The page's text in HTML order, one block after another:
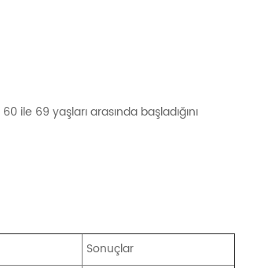
ile 69 yaşları arasında başladığını
Sonuçlar